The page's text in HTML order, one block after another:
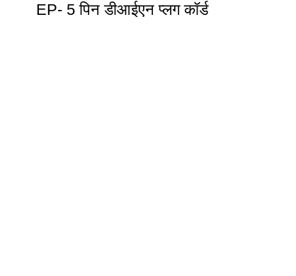
EP- 5 पिन डीआईएन प्लग कॉर्ड